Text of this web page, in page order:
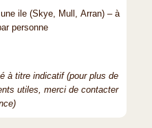
ile (Skye, Mull, Arran) – à
personne
à titre indicatif (pour plus de
utiles, merci de contacter